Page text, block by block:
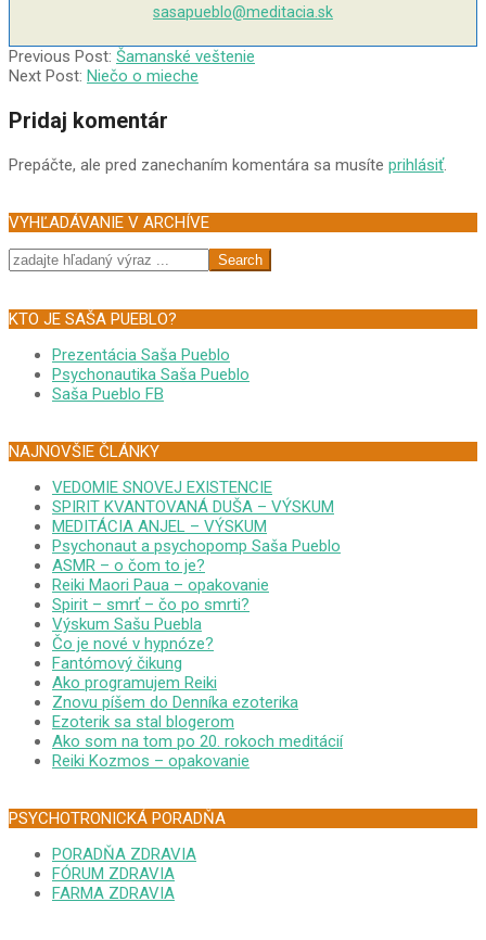
sasapueblo@meditacia.sk
2002-
06-
Previous Post: Šamanské veštenie
Next Post: Niečo o mieche
Pridaj komentár
Prepáčte, ale pred zanechaním komentára sa musíte prihlásiť.
VYHĽADÁVANIE V ARCHÍVE
Search
KTO JE SAŠA PUEBLO?
Prezentácia Saša Pueblo
Psychonautika Saša Pueblo
Saša Pueblo FB
NAJNOVŠIE ČLÁNKY
VEDOMIE SNOVEJ EXISTENCIE
SPIRIT KVANTOVANÁ DUŠA – VÝSKUM
MEDITÁCIA ANJEL – VÝSKUM
Psychonaut a psychopomp Saša Pueblo
ASMR – o čom to je?
Reiki Maori Paua – opakovanie
Spirit – smrť – čo po smrti?
Výskum Sašu Puebla
Čo je nové v hypnóze?
Fantómový čikung
Ako programujem Reiki
Znovu píšem do Denníka ezoterika
Ezoterik sa stal blogerom
Ako som na tom po 20. rokoch meditácií
Reiki Kozmos – opakovanie
PSYCHOTRONICKÁ PORADŇA
PORADŇA ZDRAVIA
FÓRUM ZDRAVIA
FARMA ZDRAVIA